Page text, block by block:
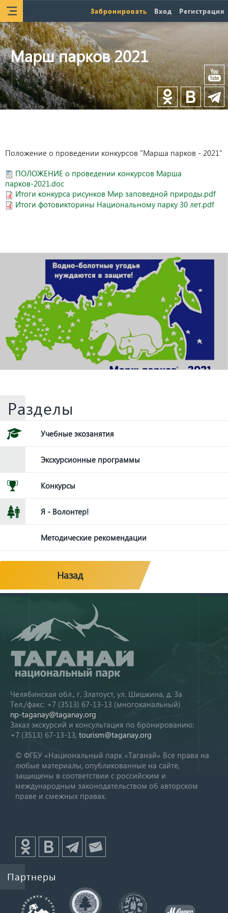
Забронировать Вход Регистрация
Марш парков 2021
Положение о проведении конкурсов "Марша парков - 2021"
ПОЛОЖЕНИЕ о проведении конкурсов Марша
парков-2021.doc
Итоги конкурса рисунков Мир заповедной природы.pdf
Итоги фотовикторины Национальному парку 30 лет.pdf
Разделы
Учебные экозанятия
Экскурсионные программы
Конкурсы
Я - Волонтер!
Методические рекомендации
Назад
Челябинская обл., г. Златоуст, ул. Шишкина, д. 3а
Тел./факс: +7 (3513) 67-13-13 (многоканальный)
np-taganay@taganay.org
Заказ экскурсий и консультация по бронированию:
+7 (3513) 67-13-13, tourism@taganay.org
© ФГБУ «Национальный парк «Таганай» Все права на
любые материалы, опубликованные на сайте,
защищены в соответствии с российским и
международным законодательством об авторском
праве и смежных правах.
Партнеры